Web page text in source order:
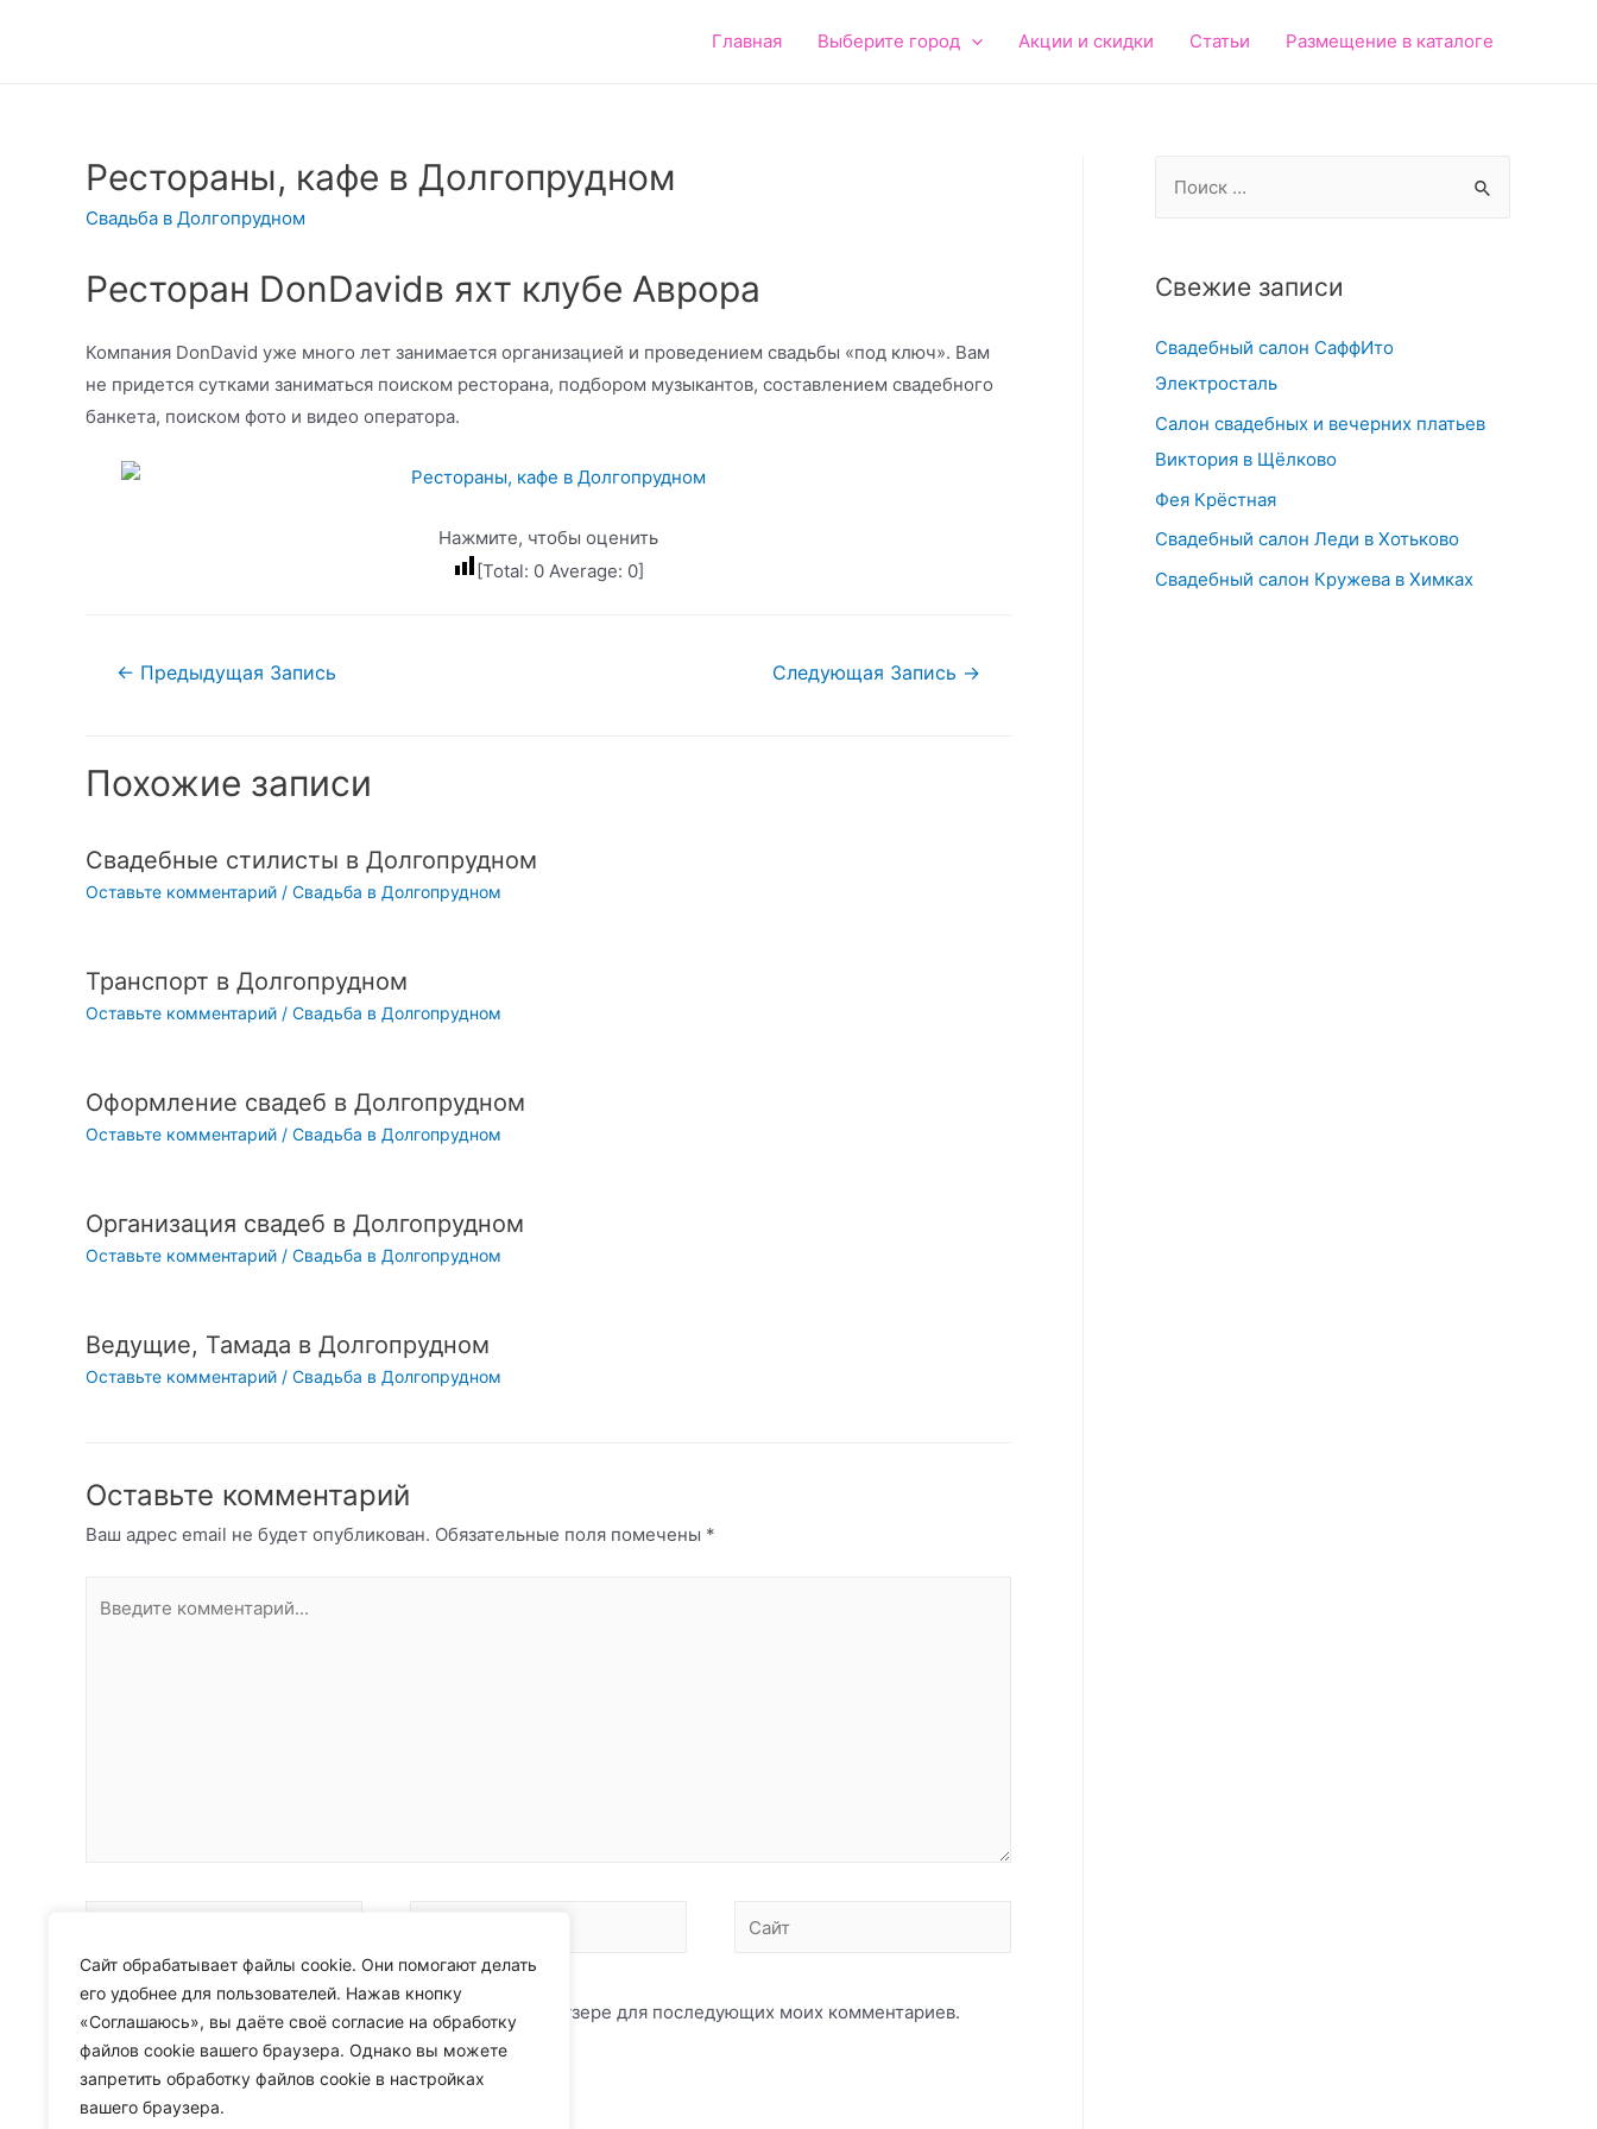
Сайт обрабатывает файлы cookie. Они помогают делать
его удобнее для пользователей. Нажав кнопку
«Соглашаюсь», вы даёте своё согласие на обработку
файлов cookie вашего браузера. Однако вы можете
запретить обработку файлов cookie в настройках
вашего браузера.
Главная Выберите город Акции и скидки Статьи Размещение в каталоге
Рестораны, кафе в Долгопрудном
Свадьба в Долгопрудном
Ресторан DonDavidв яхт клубе Аврора
Компания DonDavid уже много лет занимается организацией и проведением свадьбы «под ключ». Вам
не придется сутками заниматься поиском ресторана, подбором музыкантов, составлением свадебного
банкета, поиском фото и видео оператора.
Нажмите, чтобы оценить
[Total: 0 Average: 0]
Навигация
← Предыдущая Запись Следующая Запись →
Похожие записи
Свадебные стилисты в Долгопрудном
Оставьте комментарий / Свадьба в Долгопрудном
Транспорт в Долгопрудном
Оставьте комментарий / Свадьба в Долгопрудном
Оформление свадеб в Долгопрудном
Оставьте комментарий / Свадьба в Долгопрудном
Организация свадеб в Долгопрудном
Оставьте комментарий / Свадьба в Долгопрудном
Ведущие, Тамада в Долгопрудном
Оставьте комментарий / Свадьба в Долгопрудном
Оставьте комментарий
Ваш адрес email не будет опубликован. Обязательные поля помечены *
комментарий...
Имя* Email* Сайт
Сохранить моё имя, email и адрес сайта в этом браузере для последующих моих комментариев.
r
h
f
o
r
:
Свежие записи
Свадебный салон СаффИто
Электросталь
Салон свадебных и вечерних платьев
Виктория в Щёлково
Фея Крёстная
Свадебный салон Леди в Хотьково
Свадебный салон Кружева в Химках